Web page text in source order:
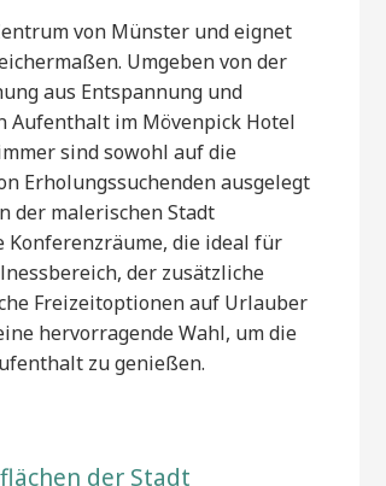
von Münster und eignet
Umgeben von der
aus Entspannung und
Aufenthalt im Mövenpick Hotel
sind sowohl auf die
Erholungssuchenden ausgelegt
der malerischen Stadt
Konferenzräume, die ideal für
der zusätzliche
Freizeitoptionen auf Urlauber
hervorragende Wahl, um die
zu genießen.
der Stadt